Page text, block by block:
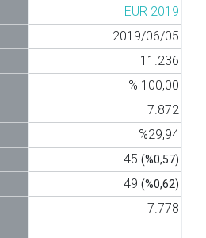
EUR 2019
2019/06/05
11.236
% 100,00
7.872
%29,94
45 (%0,57)
49 (%0,62)
7.778